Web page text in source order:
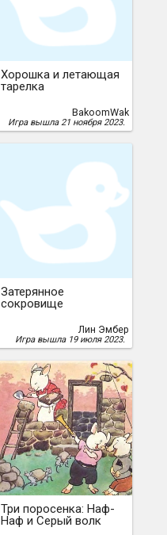
Хорошка и летающая
тарелка
BakoomWak
Игра вышла 21 ноября 2023.
Затерянное
сокровище
Лин Эмбер
Игра вышла 19 июля 2023.
Три поросенка: Наф-
Наф и Серый волк